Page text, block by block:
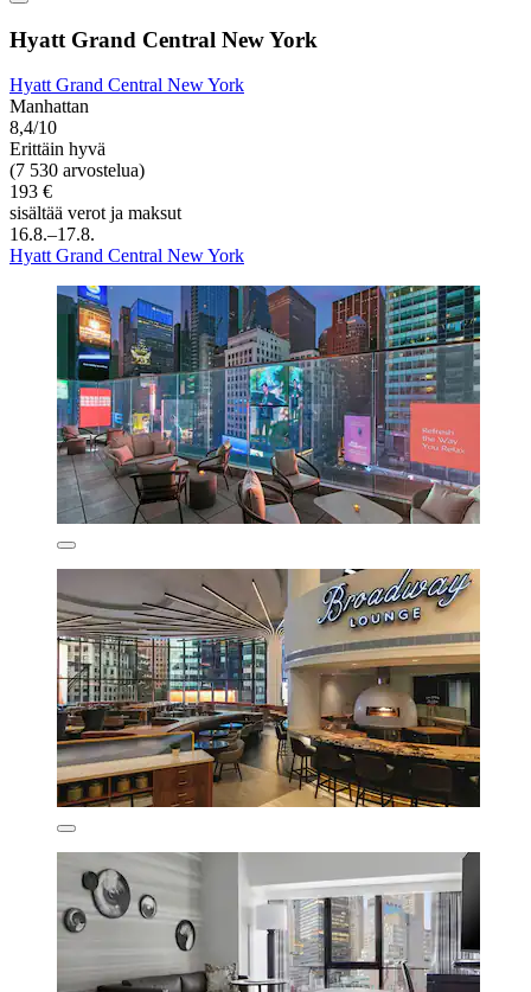
Hyatt Grand Central New York
Hyatt Grand Central New York
Manhattan
8,4/10
Erittäin hyvä
(7 530 arvostelua)
193 €
sisältää verot ja maksut
16.8.–17.8.
Hyatt Grand Central New York